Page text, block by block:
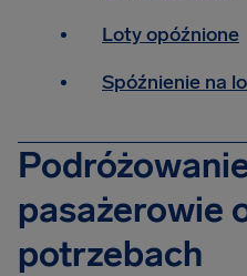
Loty opóźnione
Spóźnienie na
pasażerowie
potrzebach